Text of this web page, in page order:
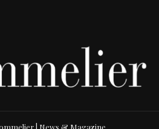
| News & Magazine